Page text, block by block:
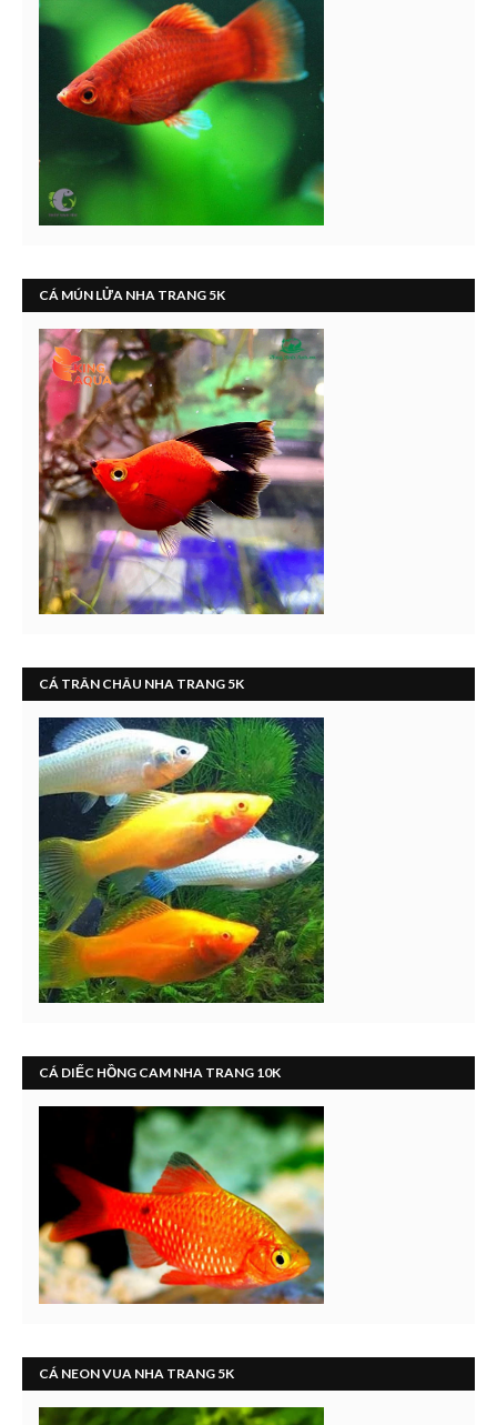
CÁ MÚN LỬA NHA TRANG 5K
CÁ TRÂN CHÂU NHA TRANG 5K
CÁ DIẾC HỒNG CAM NHA TRANG 10K
CÁ NEON VUA NHA TRANG 5K